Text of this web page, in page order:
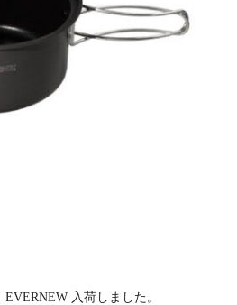
入荷しました。